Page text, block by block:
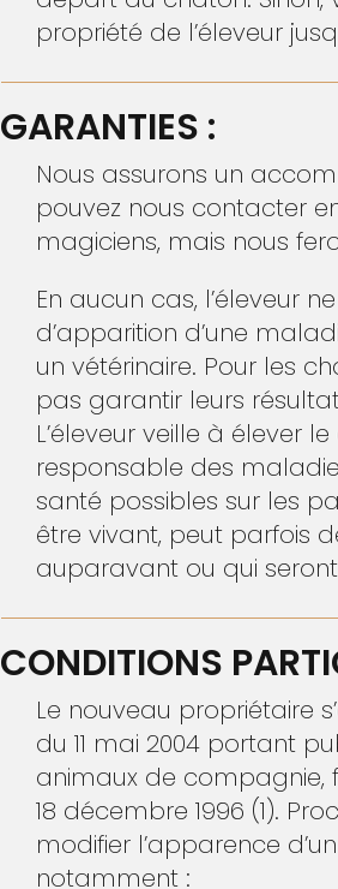
propriété de l’éleveur
GARANTIES :
Nous assurons un
pouvez nous contacter
magiciens, mais nous
En aucun cas, l’éleveur
d’apparition d’une
un vétérinaire. Pour les
pas garantir leurs
L’éleveur veille à élever
responsable des
santé possibles sur les
être vivant, peut parfois
auparavant ou qui
CONDITIONS
Le nouveau propriétaire
du 11 mai 2004 portant
animaux de compagnie,
18 décembre 1996 (1).
modifier l’apparence
notamment :